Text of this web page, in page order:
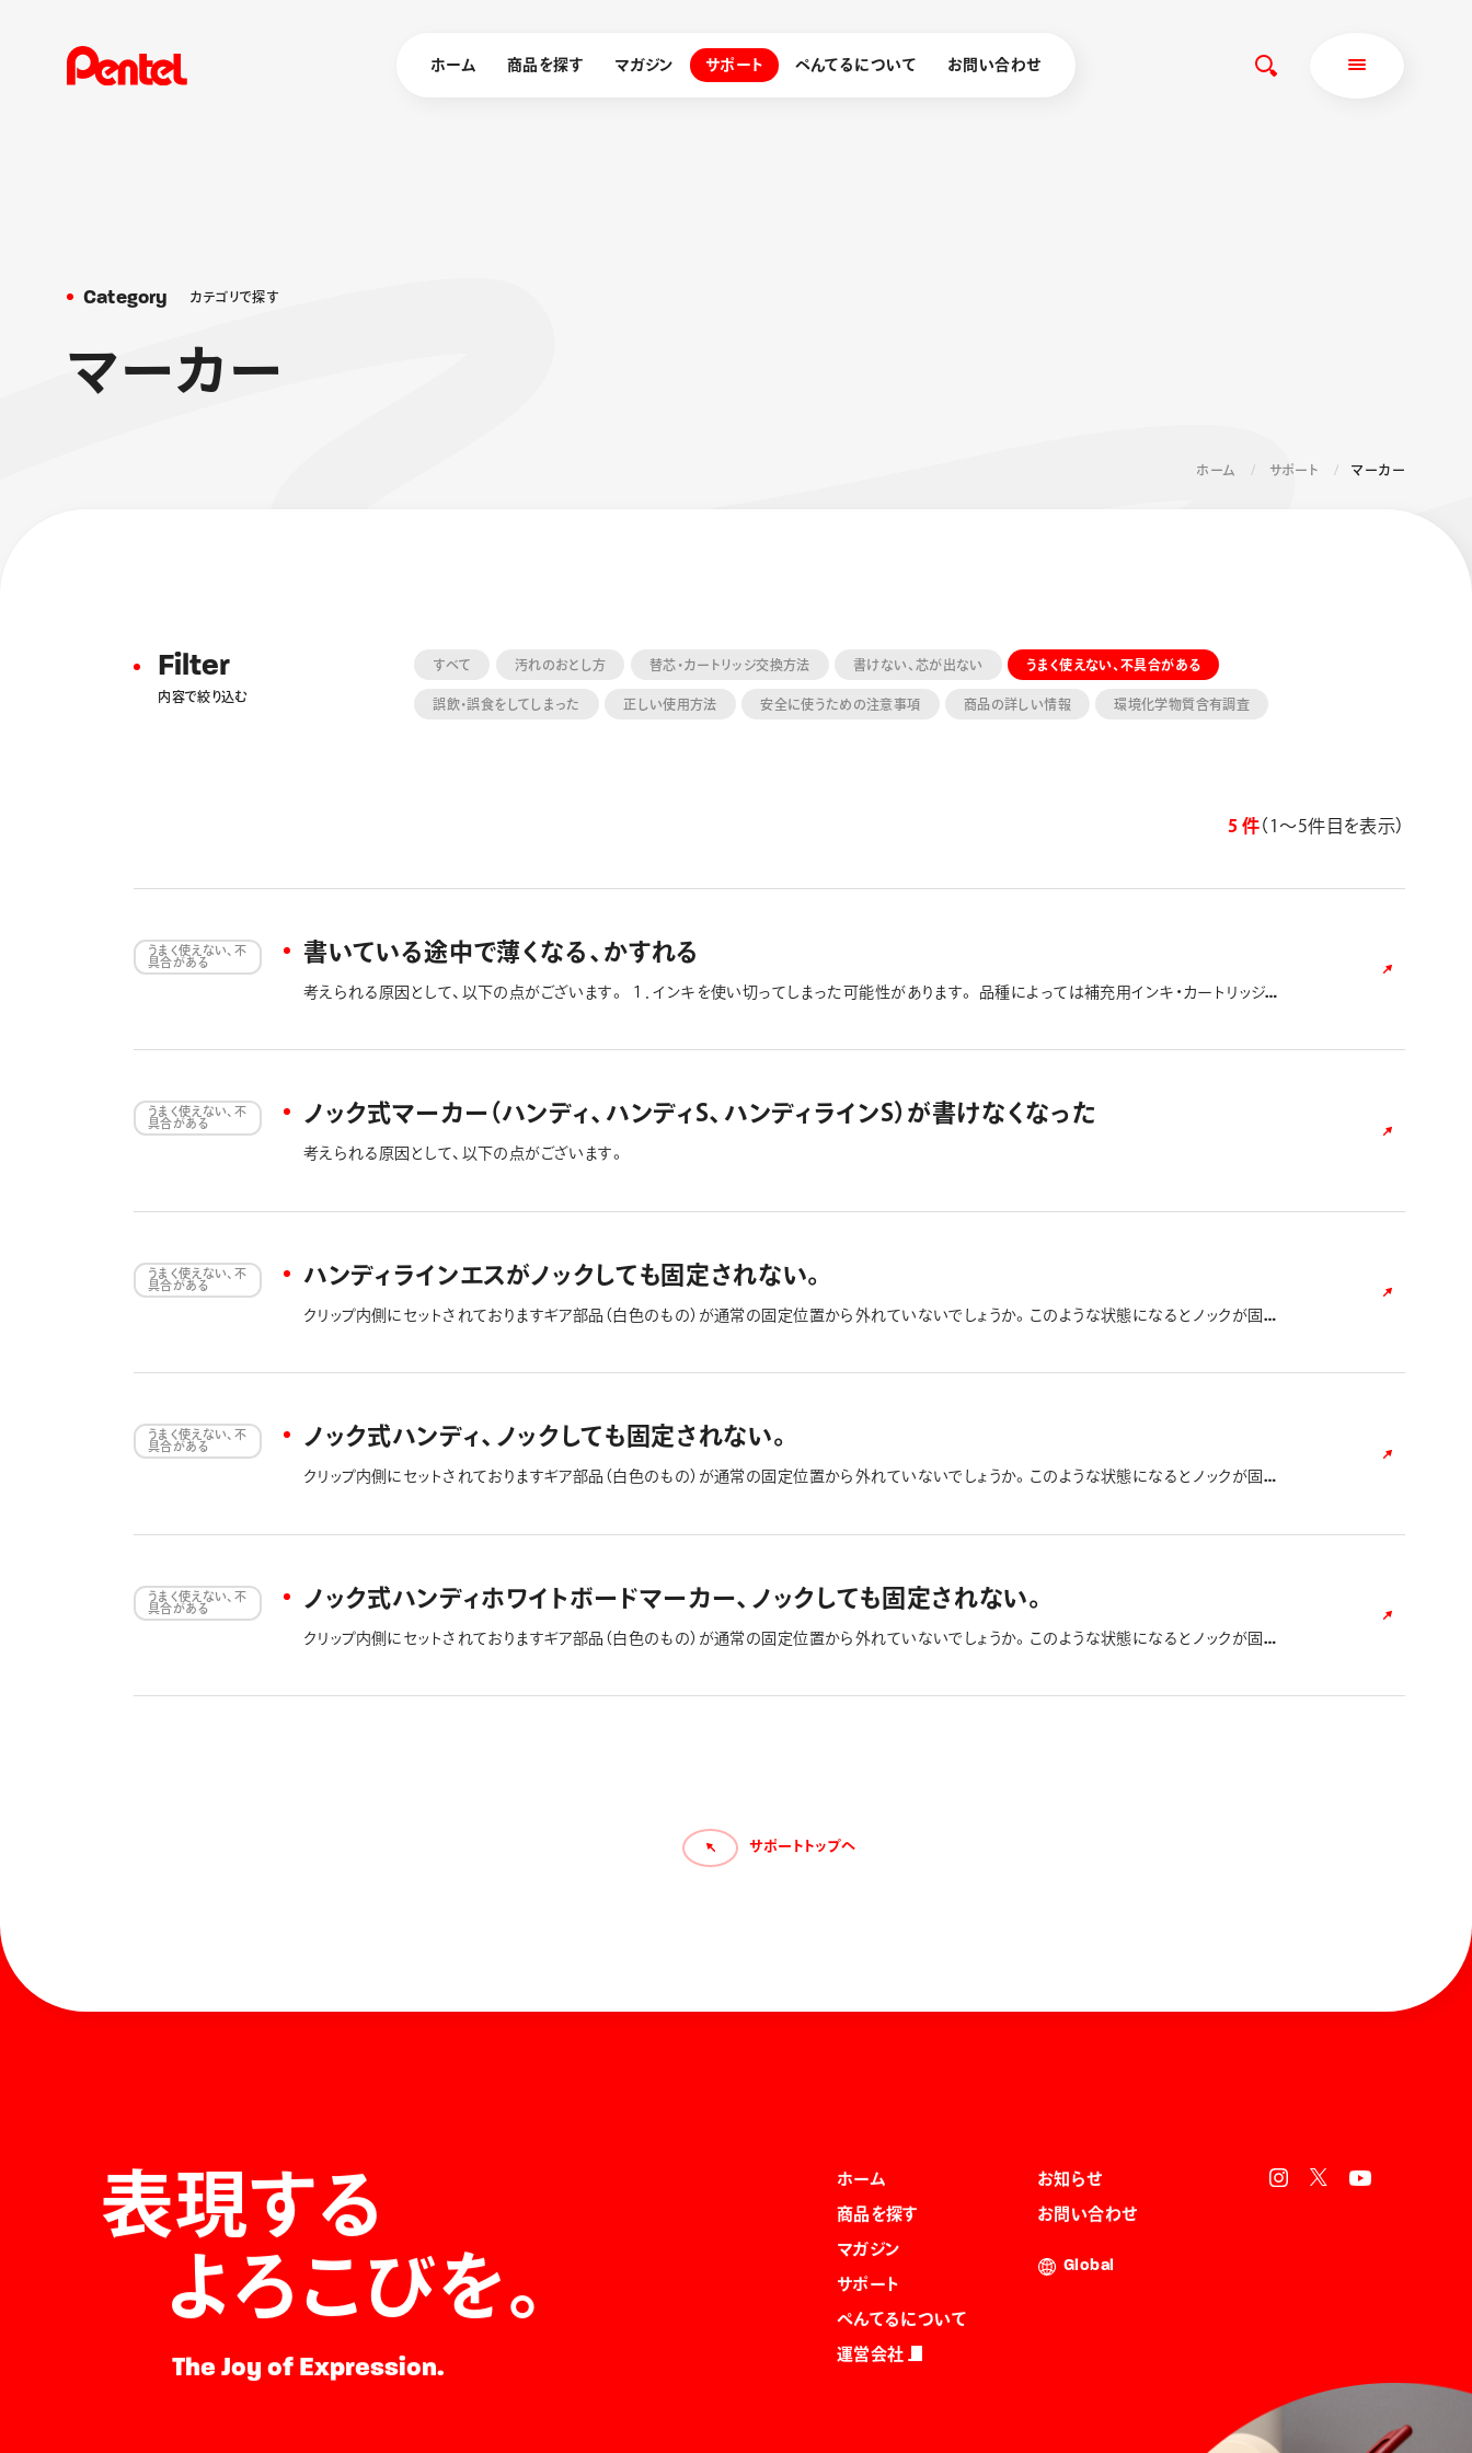
ホーム 商品を探す マガジン サポート ぺんてるについて お問い合わせ
Category カテゴリで探す
マーカ ー
ホーム サポート マーカー
Filter
内容で絞り込む
すべて 汚れのおとし方 替芯・カートリッジ交換方法 書けない、芯が出ない うまく使えない、不具合がある
誤飲・誤食をしてしまった 正しい使用方法 安全に使うための注意事項 商品の詳しい情報 環境化学物質含有調査
5 件（1〜5件目を表示）
うまく使えない、不
具合がある
書いている途中で薄くなる、かすれる
考えられる原因として、以下の点がございます。 １．インキを使い切ってしまった可能性があります。 品種によっては補充用インキ・カートリッジを
います。
うまく使えない、不
具合がある
ノック式マーカー（ハンディ、ハンディS、ハンディラインS）が書けなくなった
考えられる原因として、以下の点がございます。
うまく使えない、不
具合がある
ハンディラインエスがノックしても固定されない。
クリップ内側にセットされておりますギア部品（白色のもの）が通常の固定位置から外れていないでしょうか。このような状態になるとノックが固定
うまく使えない、不
具合がある
ノック式ハンディ、ノックしても固定されない。
クリップ内側にセットされておりますギア部品（白色のもの）が通常の固定位置から外れていないでしょうか。このような状態になるとノックが固定
うまく使えない、不
具合がある
ノック式ハンディホワイトボードマーカー、ノックしても固定されない。
クリップ内側にセットされておりますギア部品（白色のもの）が通常の固定位置から外れていないでしょうか。このような状態になるとノックが固定
サポートトップへ
ホーム
商品を探す
マガジン
サポート
ぺんてるについて
運営会社
お知らせ
お問い合わせ
Global
表現する
よろこびを。
The Joy of Expression.